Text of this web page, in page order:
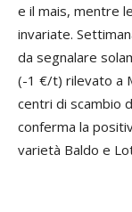
e il mais, mentre
invariate.
da segnalare
(-1 €/t) rilevato a
centri di scambio
conferma la
varietà Baldo e